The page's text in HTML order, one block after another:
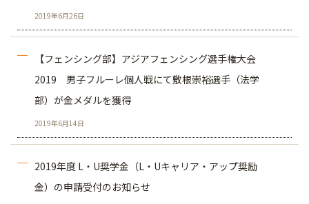
2019年6月26日
【フェンシング部】アジアフェンシング選手権大会
2019 男子フルーレ個人戦にて敷根崇裕選手（法学
部）が金メダルを獲得
2019年6月14日
2019年度 L・U奨学金（L・Uキャリア・アップ奨励
金）の申請受付のお知らせ